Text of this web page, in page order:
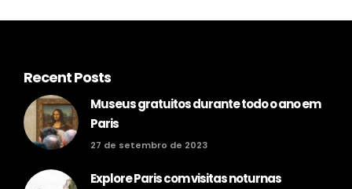
Recent Posts
Museus gratuitos durante todo o ano em
Paris
27 de setembro de 2023
Explore Paris com visitas noturnas